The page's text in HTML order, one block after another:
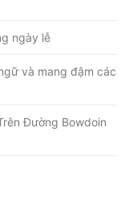
ngày lễ
và mang đậm các
Đường Bowdoin